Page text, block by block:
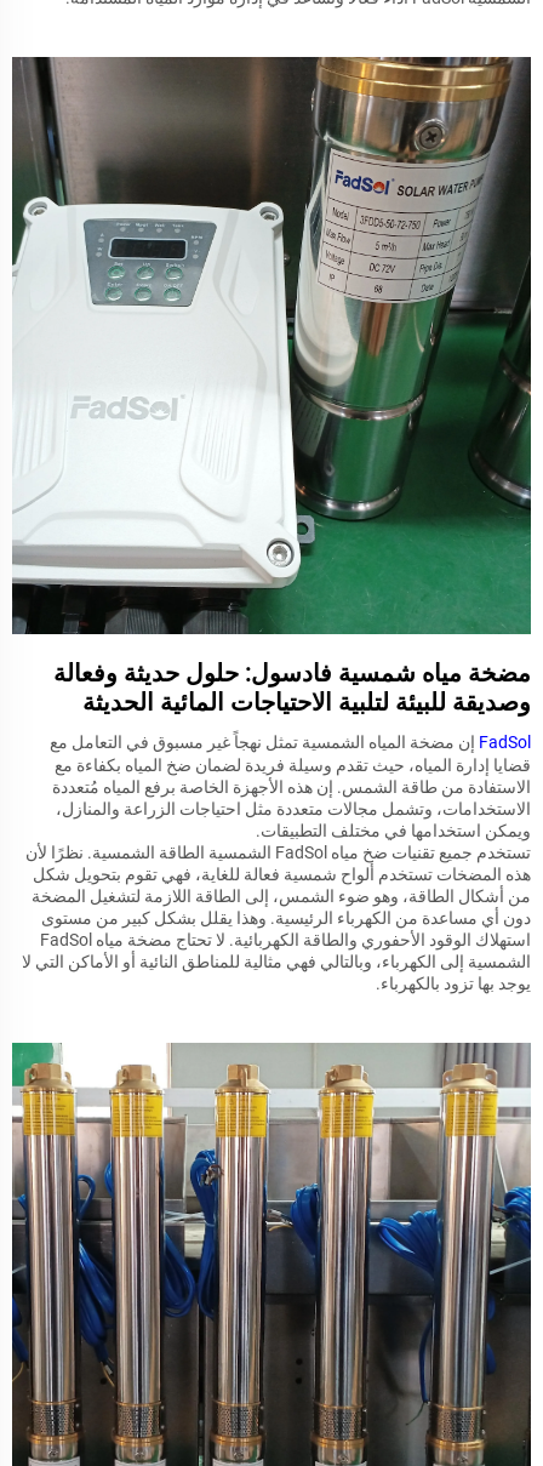
مضخة مياه شمسية فادسول: حلول حديثة وفعالة
وصديقة للبيئة لتلبية الاحتياجات المائية الحديثة
FadSolإن مضخة المياه الشمسية تمثل نهجاً غير مسبوق في التعامل مع
قضايا إدارة المياه، حيث تقدم وسيلة فريدة لضمان ضخ المياه بكفاءة مع
الاستفادة من طاقة الشمس. إن هذه الأجهزة الخاصة برفع المياه مُتعددة
الاستخدامات، وتشمل مجالات متعددة مثل احتياجات الزراعة والمنازل،
ويمكن استخدامها في مختلف التطبيقات.
تستخدم جميع تقنيات ضخ مياه FadSol الشمسية الطاقة الشمسية. نظرًا لأن
هذه المضخات تستخدم ألواح شمسية فعالة للغاية، فهي تقوم بتحويل شكل
من أشكال الطاقة، وهو ضوء الشمس، إلى الطاقة اللازمة لتشغيل المضخة
دون أي مساعدة من الكهرباء الرئيسية. وهذا يقلل بشكل كبير من مستوى
استهلاك الوقود الأحفوري والطاقة الكهربائية. لا تحتاج مضخة مياه FadSol
الشمسية إلى الكهرباء، وبالتالي فهي مثالية للمناطق النائية أو الأماكن التي لا
يوجد بها تزود بالكهرباء.